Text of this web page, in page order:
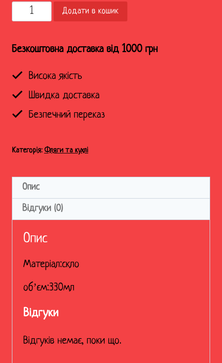
Келих
Воля
смерть
Додати в кошик
Безкоштовна доставка від 1000 грн
Висока якість
Швидка доставка
Безпечний переказ
Категорія: Фляги та кухлі
Опис
Відгуки (0)
Опис
Матеріал:скло
обʼєм:330мл
Відгуки
Відгуків немає, поки що.